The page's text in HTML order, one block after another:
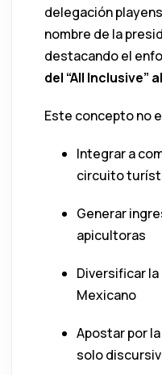
delegación
nombre de la
destacando el
del “All Inclusive”
Este concepto no
Integrar a
circuito
Generar
apicultoras
Diversificar
Mexicano
Apostar por
solo